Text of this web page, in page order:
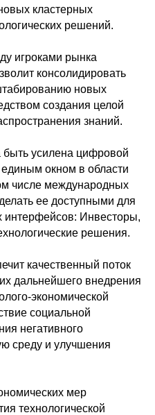
кластерных
решений.
игроками рынка
консолидировать
новых
создания целой
знаний.
усилена цифровой
окном в области
числе международных
ее доступными для
интерфейсов: Инвесторы,
решения.
качественный поток
дальнейшего внедрения
экономической
социальной
негативного
среду и улучшения
мер
технологической